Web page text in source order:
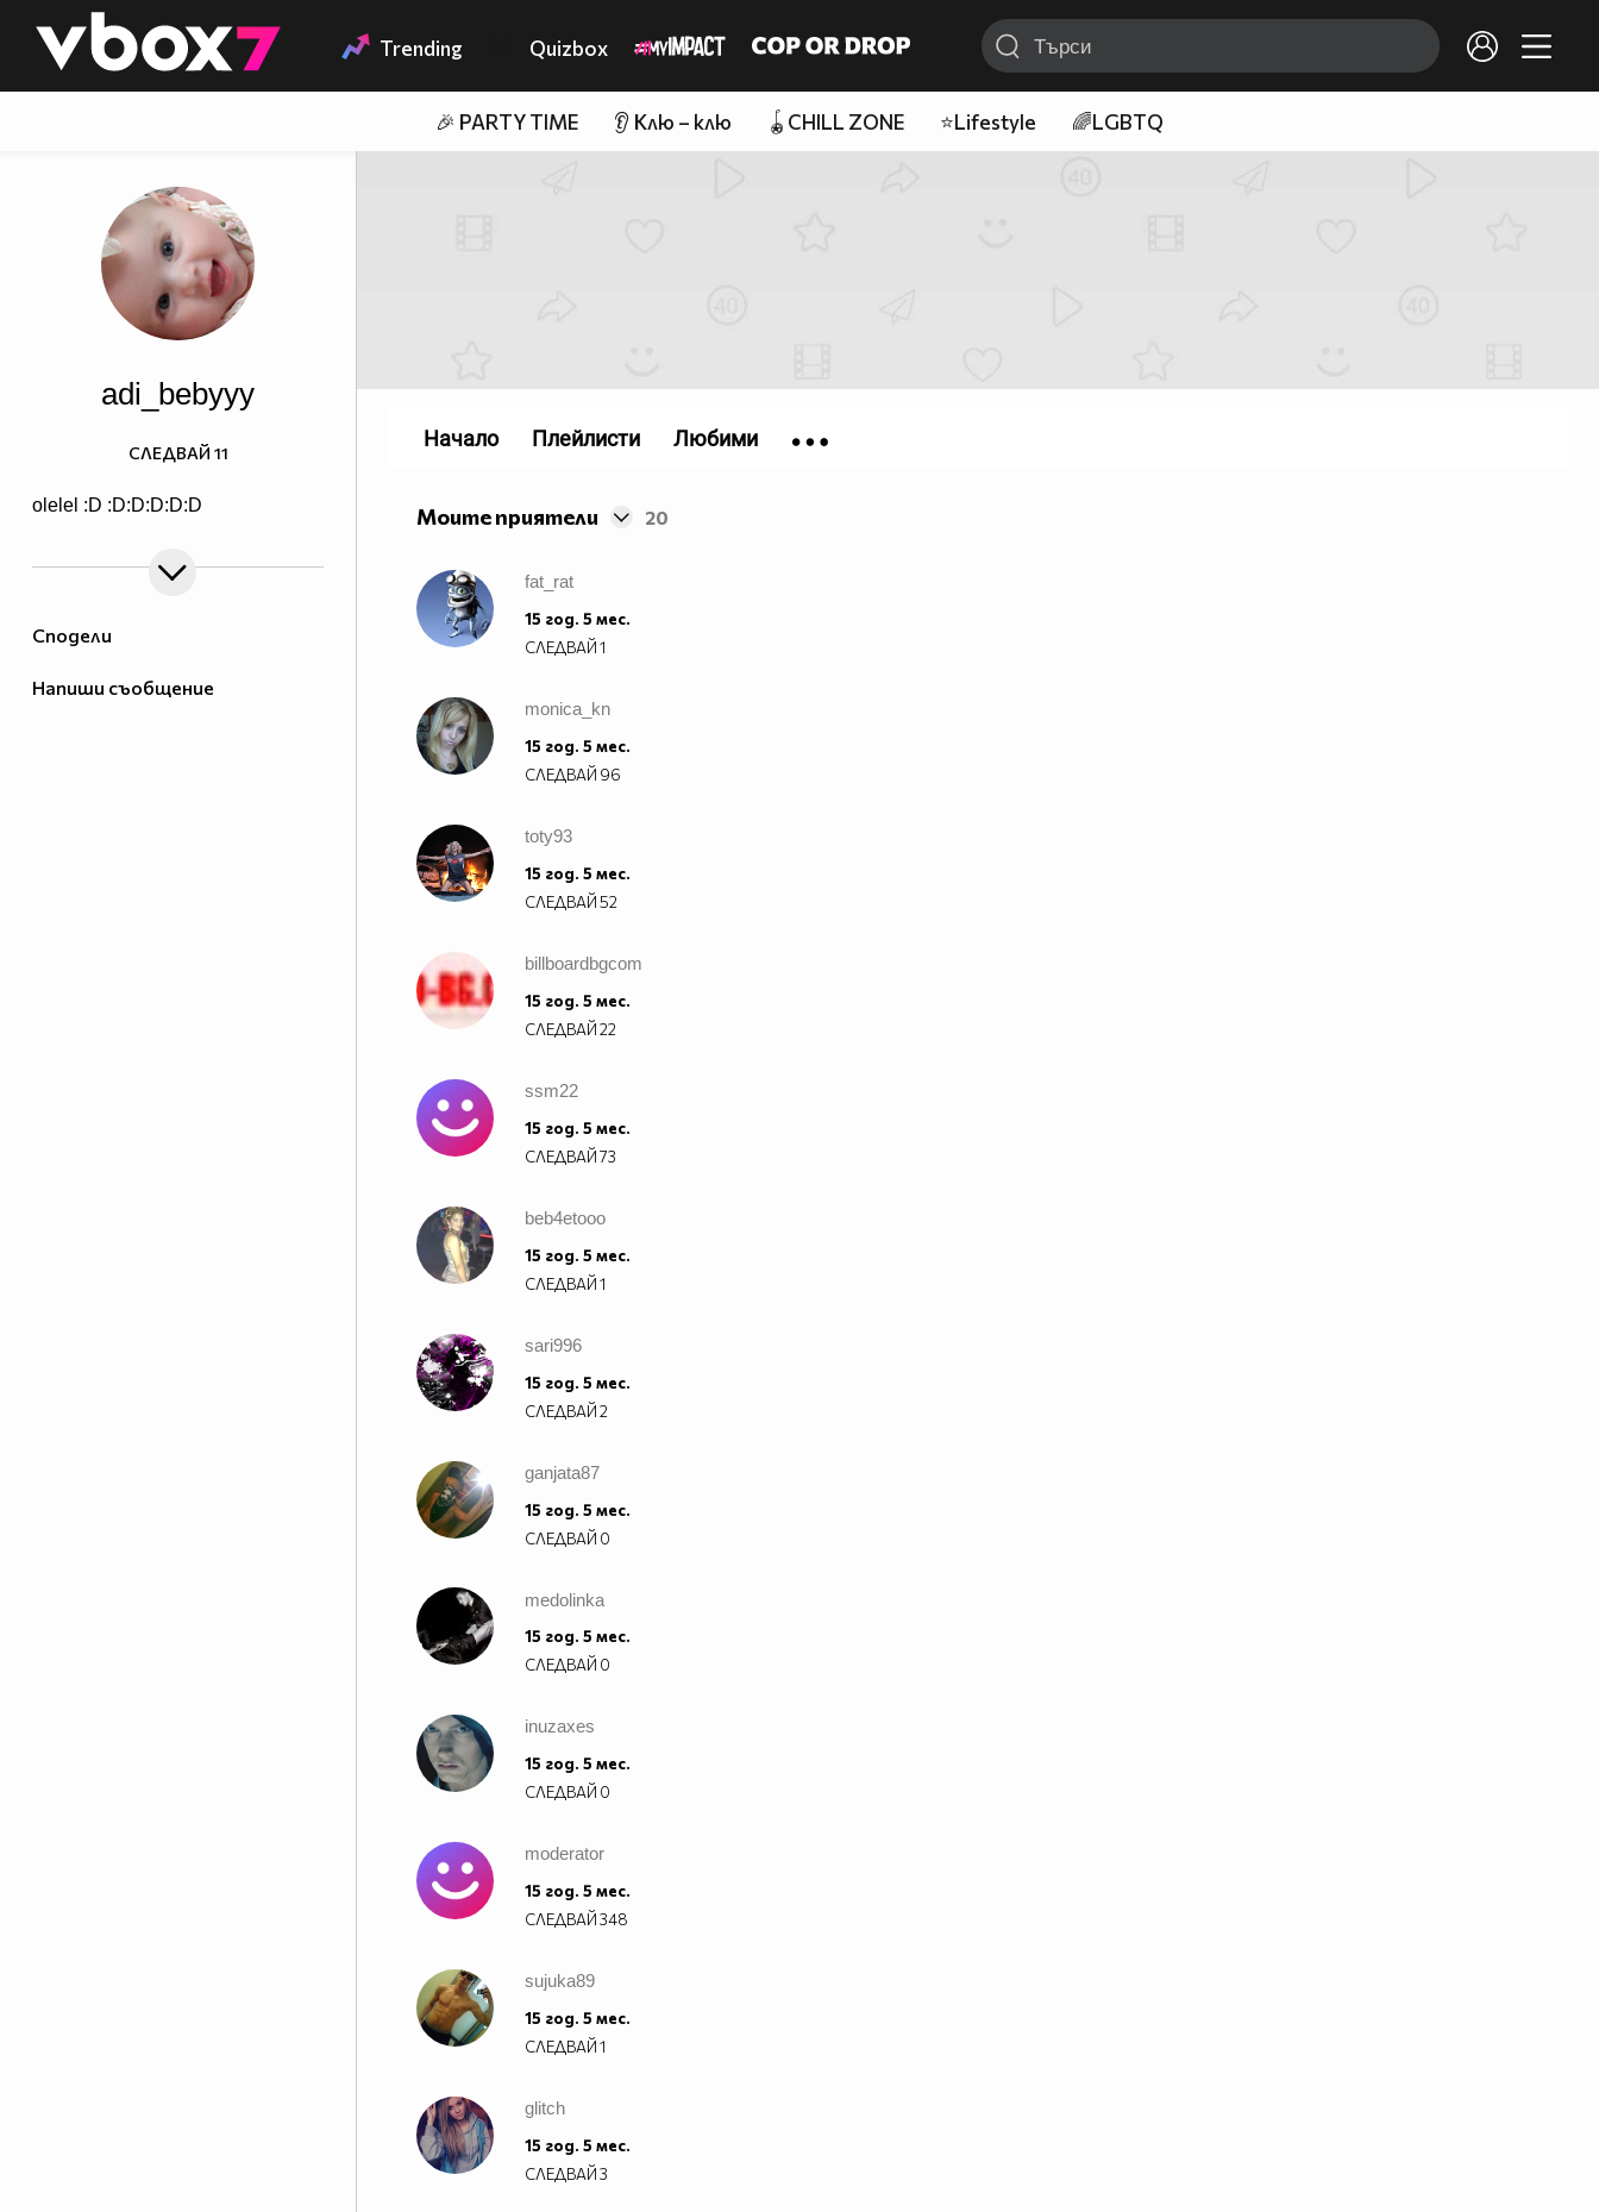
👾 Trending Quizbox
🎉 PARTY TIME 👂 Клю – клю 🪀CHILL ZONE ⭐Lifestyle 🌈LGBTQ
Сподели
Напиши съобщение
adi_bebyyy
olelel :D :D:D:D:D:D
СЛЕДВАЙ 11
Моите приятели 20
fat_rat
15 год. 5 мес.
СЛЕДВАЙ1
monica_kn
15 год. 5 мес.
СЛЕДВАЙ 96
toty93
15 год. 5 мес.
СЛЕДВАЙ52
billboardbgcom
15 год. 5 мес.
СЛЕДВАЙ22
ssm22
15 год. 5 мес.
СЛЕДВАЙ73
beb4etooo
15 год. 5 мес.
СЛЕДВАЙ1
sari996
15 год. 5 мес.
СЛЕДВАЙ2
ganjata87
15 год. 5 мес.
СЛЕДВАЙ 0
medolinka
15 год. 5 мес.
СЛЕДВАЙ 0
inuzaxes
15 год. 5 мес.
СЛЕДВАЙ 0
moderator
15 год. 5 мес.
СЛЕДВАЙ348
sujuka89
15 год. 5 мес.
СЛЕДВАЙ1
glitch
15 год. 5 мес.
СЛЕДВАЙ3
Начало Плейлисти Любими